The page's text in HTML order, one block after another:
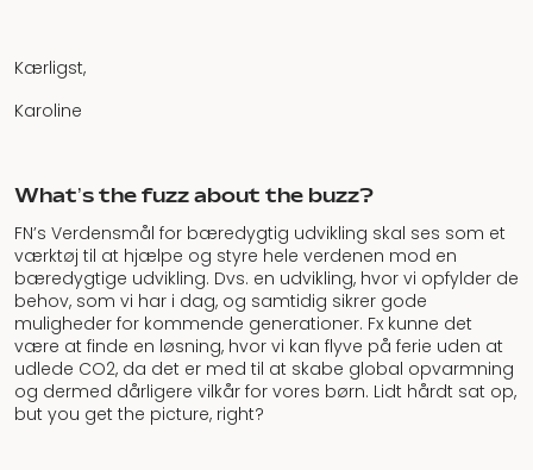
Kærligst,
Karoline
What’s the fuzz about the buzz?
FN’s Verdensmål for bæredygtig udvikling skal ses som et
værktøj til at hjælpe og styre hele verdenen mod en
bæredygtige udvikling. Dvs. en udvikling, hvor vi opfylder de
behov, som vi har i dag, og samtidig sikrer gode
muligheder for kommende generationer. Fx kunne det
være at finde en løsning, hvor vi kan flyve på ferie uden at
udlede CO2, da det er med til at skabe global opvarmning
og dermed dårligere vilkår for vores børn. Lidt hårdt sat op,
but you get the picture, right?